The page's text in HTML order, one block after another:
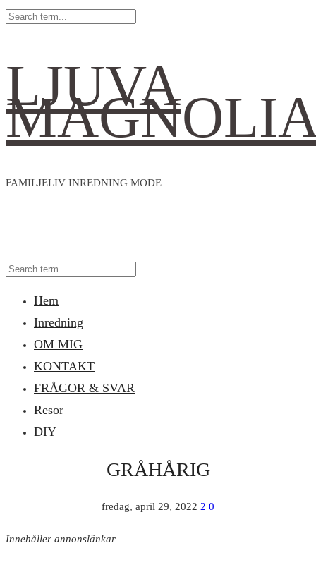
LJUVA
FAMILJELIV INREDNING MODE
Hem
Inredning
OM MIG
KONTAKT
FRÅGOR & SVAR
Resor
DIY
GRÅHÅRIG
fredag, april 29, 2022 2 0
Innehåller annonslänkar